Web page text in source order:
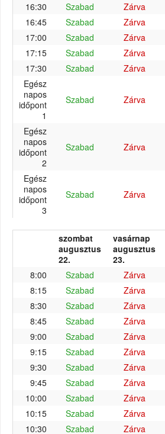
16:30 Szabad Zárva
16:45
Szabad Zárva
17:00
Szabad Zárva
17:15
Szabad Zárva
17:30
Szabad Zárva
Egész
napos
időpont
1
Szabad Zárva
Egész
napos
időpont
2
Szabad Zárva
Egész
napos
időpont
3
Szabad Zárva
szombat
augusztus
22.
vasárnap
augusztus
23.
8:00
Szabad Zárva
8:15
Szabad Zárva
8:30
Szabad Zárva
8:45
Szabad Zárva
9:00
Szabad Zárva
9:15
Szabad Zárva
9:30
Szabad Zárva
9:45
Szabad Zárva
10:00
Szabad Zárva
10:15
Szabad Zárva
10:30
Szabad Zárva